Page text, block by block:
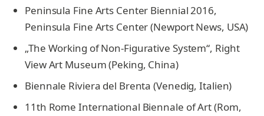
Peninsula Fine Arts Center Biennial 2016,
Peninsula Fine Arts Center (Newport News, USA)
„The Working of Non-Figurative System“, Right
View Art Museum (Peking, China)
Biennale Riviera del Brenta (Venedig, Italien)
11th Rome International Biennale of Art (Rom,